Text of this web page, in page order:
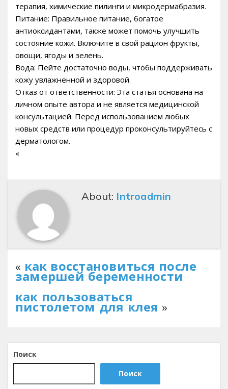
терапия, химические пилинги и микродермабразия.
Питание: Правильное питание, богатое
антиоксидантами, также может помочь улучшить
состояние кожи. Включите в свой рацион фрукты,
овощи, ягоды и зелень.
Вода: Пейте достаточно воды, чтобы поддерживать
кожу увлажненной и здоровой.
Отказ от ответственности: Эта статья основана на
личном опыте автора и не является медицинской
консультацией. Перед использованием любых
новых средств или процедур проконсультируйтесь с
дерматологом.
«
About: Introadmin
« как восстановиться после
замершей беременности
как пользоваться
пистолетом для клея »
Поиск
Поиск